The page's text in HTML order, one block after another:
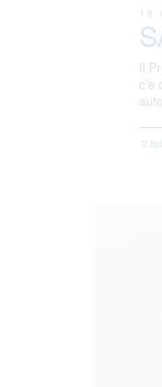
19
Il